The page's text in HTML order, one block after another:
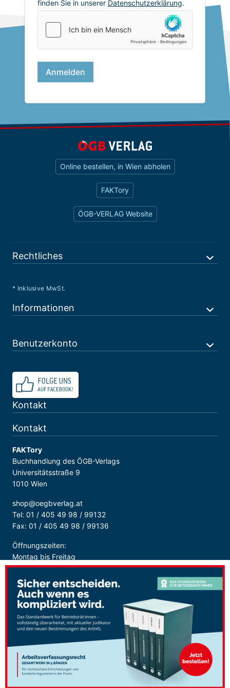
Online bestellen, in Wien abholen
FAKTory
ÖGB-VERLAG Website
Rechtliches
* Inklusive MwSt.
Informationen
Benutzerkonto
Kontakt
Kontakt
FAKTory
Buchhandlung des ÖGB-Verlags
Universitätsstraße 9
1010 Wien
shop@oegbverlag.at
Tel: 01 / 405 49 98 / 99132
Fax: 01 / 405 49 98 / 99136
Öffnungszeiten:
Montag bis Freitag
9:00 - 18:00 Uhr
durchgehend
Sicher Bezahlen: